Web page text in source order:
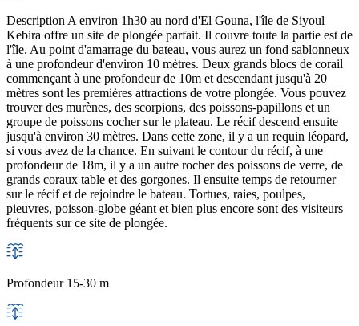
Description A environ 1h30 au nord d'El Gouna, l'île de Siyoul
Kebira offre un site de plongée parfait. Il couvre toute la partie est de
l'île. Au point d'amarrage du bateau, vous aurez un fond sablonneux
à une profondeur d'environ 10 mètres. Deux grands blocs de corail
commençant à une profondeur de 10m et descendant jusqu'à 20
mètres sont les premières attractions de votre plongée. Vous pouvez
trouver des murènes, des scorpions, des poissons-papillons et un
groupe de poissons cocher sur le plateau. Le récif descend ensuite
jusqu'à environ 30 mètres. Dans cette zone, il y a un requin léopard,
si vous avez de la chance. En suivant le contour du récif, à une
profondeur de 18m, il y a un autre rocher des poissons de verre, de
grands coraux table et des gorgones. Il ensuite temps de retourner
sur le récif et de rejoindre le bateau. Tortues, raies, poulpes,
pieuvres, poisson-globe géant et bien plus encore sont des visiteurs
fréquents sur ce site de plongée.
Profondeur15-30 m